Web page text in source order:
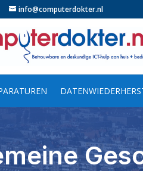
info@computerdokter.nl